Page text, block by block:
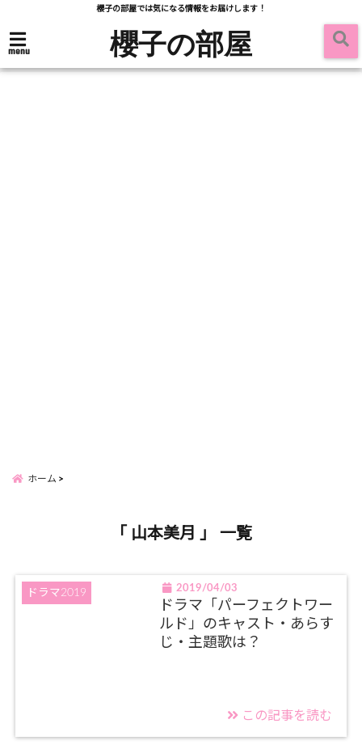
櫻子の部屋では気になる情報をお届けします！
menu 櫻子の部屋
ホーム
「 山本美月 」 一覧
ドラマ2019 2019/04/03
ドラマ「パーフェクトワー
ルド」のキャスト・あらす
じ・主題歌は？
この記事を読む